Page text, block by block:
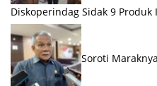
Diskoperindag Sidak 9 Produk
Soroti